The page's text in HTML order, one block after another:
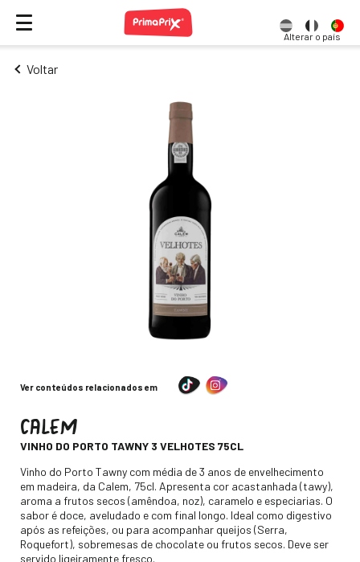
Alterar o país
Voltar
Ver conteúdos relacionados em
CALEM-
VINHO DO PORTO TAWNY 3 VELHOTES 75CL
Descripción
Vinho do Porto Tawny com média de 3 anos de envelhecimento
em madeira, da Calem, 75cl. Apresenta cor acastanhada (tawy),
aroma a frutos secos (amêndoa, noz), caramelo e especiarias. O
sabor é doce, aveludado e com final longo. Ideal como digestivo
após as refeições, ou para acompanhar queijos (Serra,
Roquefort), sobremesas de chocolate ou frutos secos. Deve ser
servido ligeiramente fresco.